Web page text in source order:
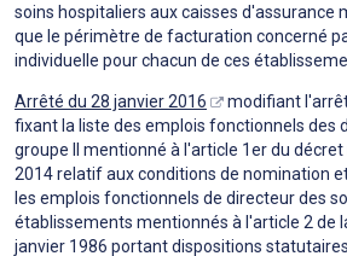
soins hospitaliers aux caisses d'assurance
que le périmètre de facturation concerné
individuelle pour chacun de ces
Arrêté du 28 janvier 2016
modifiant
fixant la liste des emplois fonctionnels des
groupe II mentionné à l'article 1er du décret
2014 relatif aux conditions de nomination
les emplois fonctionnels de directeur des
établissements mentionnés à l'article 2 de
janvier 1986 portant dispositions